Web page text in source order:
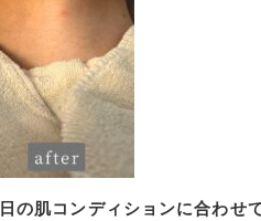
の肌コンディションに合わせ